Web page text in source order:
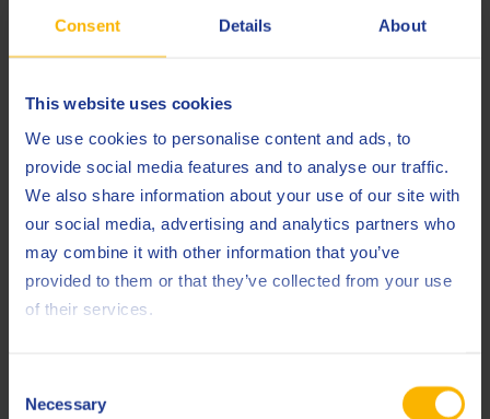
Consent Details About
This website uses cookies
We use cookies to personalise content and ads, to
provide social media features and to analyse our traffic.
We also share information about your use of our site with
our social media, advertising and analytics partners who
may combine it with other information that you’ve
provided to them or that they’ve collected from your use
of their services.
Selection
Necessary
E9
gespecificeerd voor vloten die één olie nodig
hebben voor gemengde Euro VI/legacy-motoren,
TLS E9-oliën voldoen aan ACEA E9 en API CJ-4,
dekken EGR/SCR-motoren met robuuste
slijtagebescherming en beschermen tegelijk
DPF’s (as ≤1,0%).
Voor aardgasmotoren (CNG/LNG in bussen of
trucks) formaliseert Iveco rond 2010 de
spec.NG2 -oliën zijn gebaseerd op ACEA E6-
chemie (low ash, TBN >12) in 5W-30 of 10W-40,
Voorbeeld: Petronas Urania Ecosynth 10W-40